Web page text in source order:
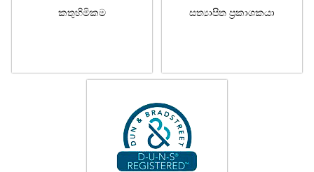
කතුහිමිකම සත්‍යාපිත ප්‍රකාශකයා